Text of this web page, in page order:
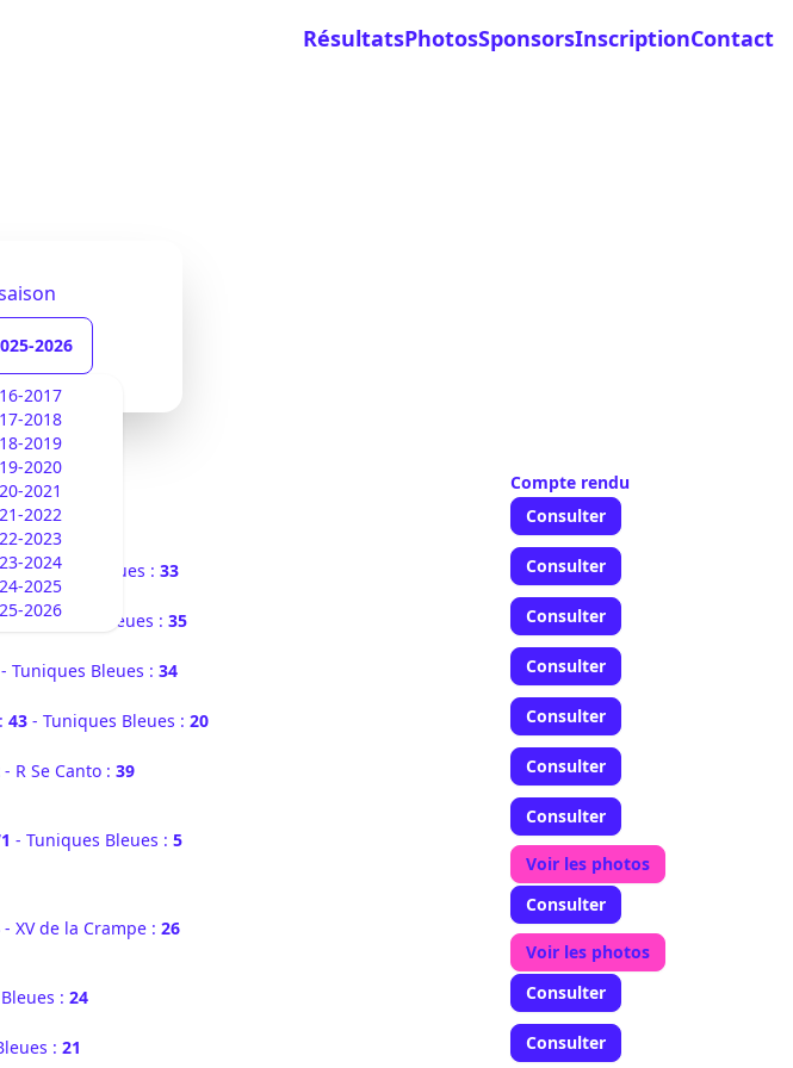
RésultatsPhotosSponsorsInscriptionContact
2026
2017
2018
2019
2020
2021
2022
2023
2024
2025
2026
Compte rendu
Bleues : Consulter
Tuniques Bleues : 33 Consulter
- Tuniques Bleues : 35 Consulter
- Tuniques Bleues : 34 Consulter
43 - Tuniques Bleues : 20 Consulter
- R Se Canto : 39 Consulter
- Tuniques Bleues : 5
Consulter
Voir les photos
- XV de la Crampe : 26
Consulter
Voir les photos
: 24 Consulter
: 21 Consulter